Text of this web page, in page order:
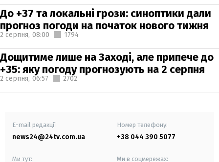
До +37 та локальні грози: синоптики дали
прогноз погоди на початок нового тижня
2 серпня, 08:00 1794
Дощитиме лише на Заході, але припече до
+35: яку погоду прогнозують на 2 серпня
2 серпня, 06:57 2702
E-mail редакції
news24@24tv.com.ua
Номер телефону:
+38 044 390 5077
Ми тут: Ми в соцмережах: